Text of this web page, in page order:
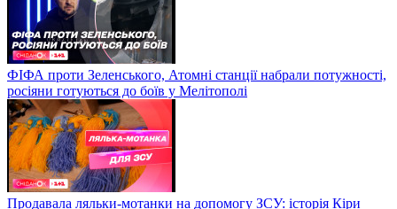
ФІФА проти Зеленського, Атомні станції набрали потужності,
росіяни готуються до боїв у Мелітополі
Продавала ляльки-мотанки на допомогу ЗСУ: історія Кіри